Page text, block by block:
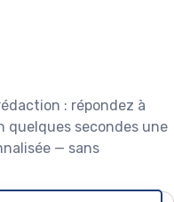
: répondez à
quelques secondes une
— sans